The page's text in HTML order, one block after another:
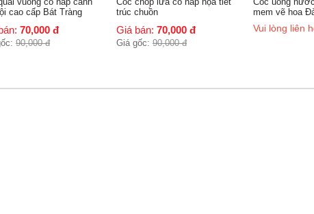
70,000 đ
90,000 đ
mem vẽ hoa Đào
Vui lòng liên hệ
Tràng
Vui lòng liên